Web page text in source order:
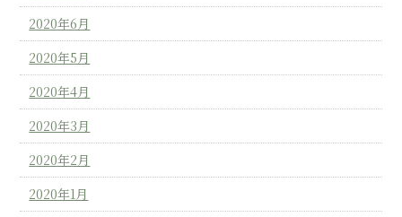
2020年6月
2020年5月
2020年4月
2020年3月
2020年2月
2020年1月